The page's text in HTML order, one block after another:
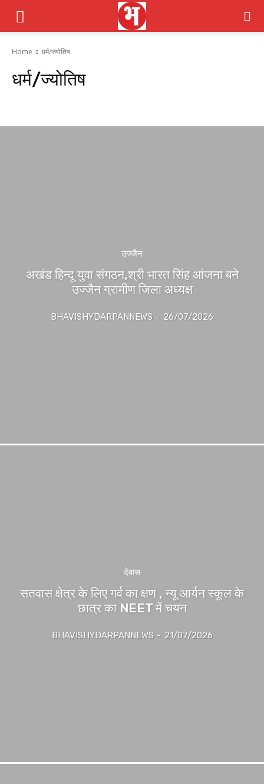
Home धर्म/ज्योतिष
धर्म/ज्योतिष
उज्जैन
अखंड हिन्दू युवा संगठन,श्री भारत सिंह आंजना बने
उज्जैन ग्रामीण जिला अध्यक्ष
BHAVISHYDARPANNEWS - 26/07/2026
देवास
सतवास क्षेत्र के लिए गर्व का क्षण , न्यू आर्यन स्कूल के
छात्र का NEET में चयन
BHAVISHYDARPANNEWS - 21/07/2026